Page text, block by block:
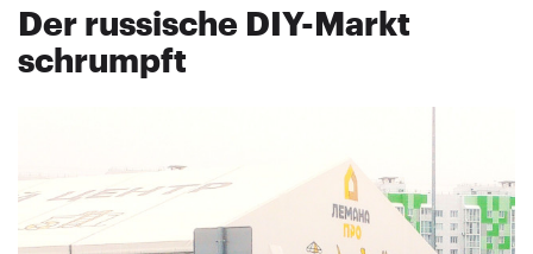
Der russische DIY-Markt
schrumpft